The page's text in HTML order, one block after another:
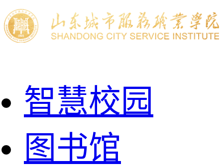
智慧校园
图书馆